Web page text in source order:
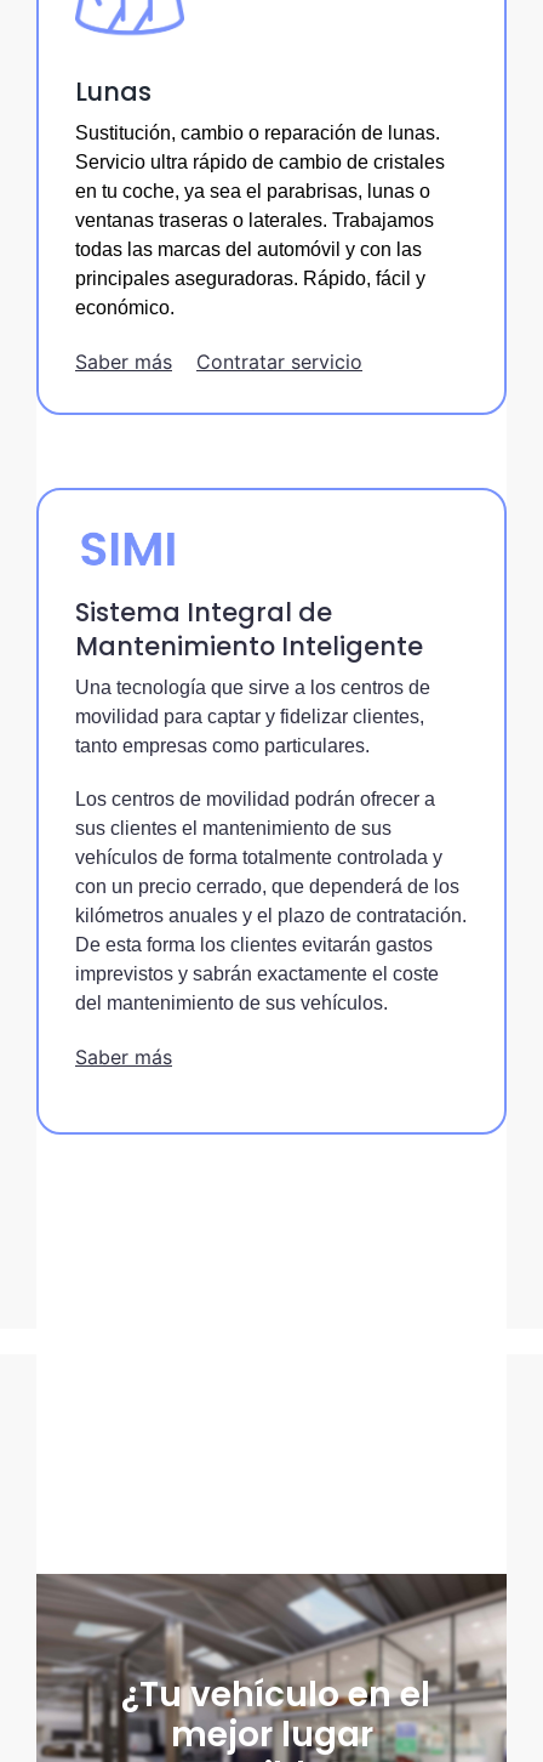
Lunas
Sustitución, cambio o reparación de lunas.
Servicio ultra rápido de cambio de cristales
en tu coche, ya sea el parabrisas, lunas o
ventanas traseras o laterales. Trabajamos
todas las marcas del automóvil y con las
principales aseguradoras. Rápido, fácil y
económico.
Saber más Contratar servicio
Sistema Integral de
Mantenimiento Inteligente
Una tecnología que sirve a los centros de
movilidad para captar y fidelizar clientes,
tanto empresas como particulares.
Los centros de movilidad podrán ofrecer a
sus clientes el mantenimiento de sus
vehículos de forma totalmente controlada y
con un precio cerrado, que dependerá de los
kilómetros anuales y el plazo de contratación.
De esta forma los clientes evitarán gastos
imprevistos y sabrán exactamente el coste
del mantenimiento de sus vehículos.
Saber más
¿Tu vehículo en el
mejor lugar